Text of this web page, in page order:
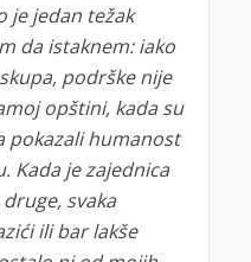
je jedan težak
da istaknem: iako
podrške nije
opštini, kada su
pokazali humanost
Kada je zajednica
svaka
ili bar lakše